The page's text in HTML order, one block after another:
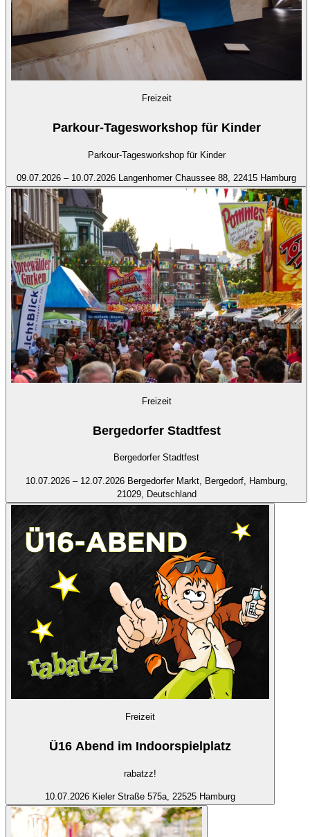
Freizeit
Parkour-Tagesworkshop für Kinder
Parkour-Tagesworkshop für Kinder
09.07.2026 – 10.07.2026 Langenhorner Chaussee 88, 22415 Hamburg
Freizeit
Bergedorfer Stadtfest
Bergedorfer Stadtfest
10.07.2026 – 12.07.2026Bergedorfer Markt, Bergedorf, Hamburg,
21029, Deutschland
Freizeit
Ü16 Abend im Indoorspielplatz
rabatzz!
10.07.2026 Kieler Straße 575a, 22525 Hamburg